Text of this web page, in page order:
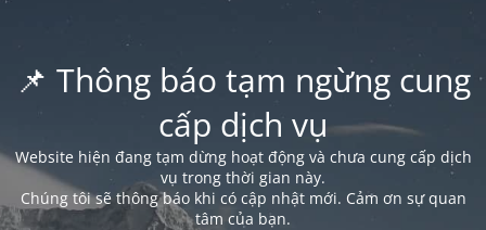
📌 Thông báo tạm ngừng cung
cấp dịch vụ
Website hiện đang tạm dừng hoạt động và chưa cung cấp dịch
vụ trong thời gian này.
Chúng tôi sẽ thông báo khi có cập nhật mới. Cảm ơn sự quan
tâm của bạn.